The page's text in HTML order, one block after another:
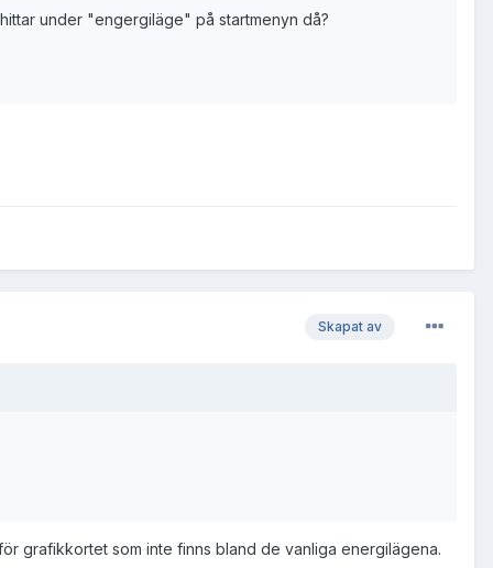
under "engergiläge" på startmenyn då?
Skapat av
grafikkortet som inte finns bland de vanliga energilägena.